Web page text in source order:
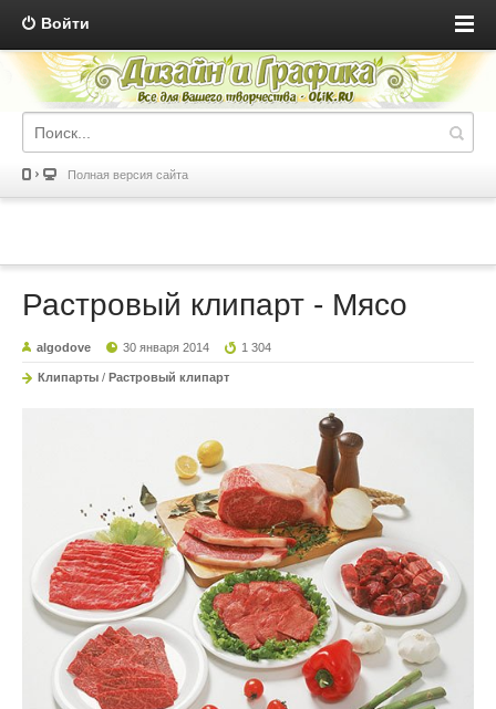
Войти
Полная версия сайта
Растровый клипарт - Мясо
algodove 30 января 2014 1 304
Клипарты / Растровый клипарт